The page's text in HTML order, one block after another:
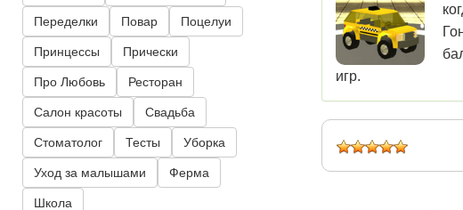
игр.
Переделки Повар Поцелуи
Принцессы Прически
Про Любовь Ресторан
Салон красоты Свадьба
Стоматолог Тесты Уборка
Уход за малышами Ферма
Школа